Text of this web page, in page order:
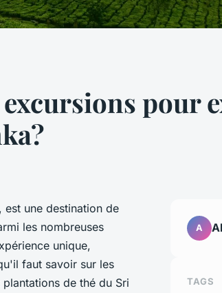
pour
est une destination de
les nombreuses
unique,
faut savoir sur les
de thé du Sri
A
TAGS